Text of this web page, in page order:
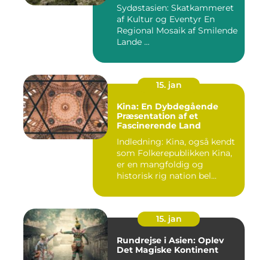
HER]
Sydøstasien: Skatkammeret
af Kultur og Eventyr En
Regional Mosaik af Smilende
Lande ...
15. jan
Kina: En Dybdegående
Præsentation af et
Fascinerende Land
Indledning: Kina, også kendt
som Folkerepublikken Kina,
er en mangfoldig og
historisk rig nation bel...
15. jan
Rundrejse i Asien: Oplev
Det Magiske Kontinent